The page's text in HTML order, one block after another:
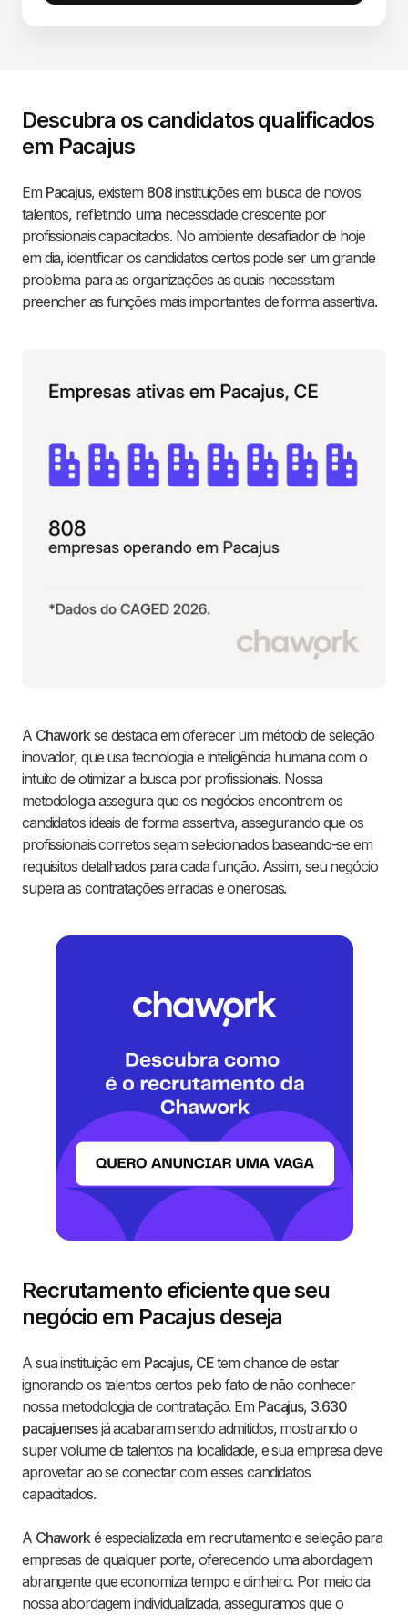
Descubra os candidatos qualificados
em Pacajus
Em Pacajus, existem 808instituições em busca de novos
talentos, refletindo uma necessidade crescente por
profissionais capacitados. No ambiente desafiador de hoje
em dia, identificar os candidatos certos pode ser um grande
problema para as organizações as quais necessitam
preencher as funções mais importantes de forma assertiva.
A Chaworkse destaca em oferecer um método de seleção
inovador, que usa tecnologia e inteligência humana com o
intuito de otimizar a busca por profissionais. Nossa
metodologia assegura que os negócios encontrem os
candidatos ideais de forma assertiva, assegurando que os
profissionais corretos sejam selecionados baseando-se em
requisitos detalhados para cada função. Assim, seu negócio
supera as contratações erradas e onerosas.
Recrutamento eficiente que seu
negócio em Pacajus deseja
A sua instituição em Pacajus, CEtem chance de estar
ignorando os talentos certos pelo fato de não conhecer
nossa metodologia de contratação. Em Pacajus, 3.630
pacajuensesjá acabaram sendo admitidos, mostrando o
super volume de talentos na localidade, e sua empresa deve
aproveitar ao se conectar com esses candidatos
capacitados.
A Chaworké especializada em recrutamento e seleção para
empresas de qualquer porte, oferecendo uma abordagem
abrangente que economiza tempo e dinheiro. Por meio da
nossa abordagem individualizada, asseguramos que o